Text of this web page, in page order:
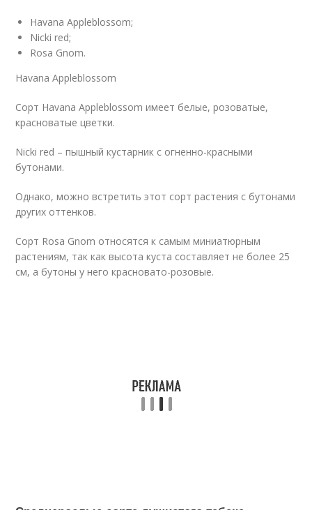
Havana Appleblossom;
Nicki red;
Rosa Gnom.
Havana Appleblossom
Сорт Havana Appleblossom имеет белые, розоватые,
красноватые цветки.
Nicki red – пышный кустарник с огненно-красными
бутонами.
Однако, можно встретить этот сорт растения с бутонами
других оттенков.
Сорт Rosa Gnom относятся к самым миниатюрным
растениям, так как высота куста составляет не более 25
см, а бутоны у него красновато-розовые.